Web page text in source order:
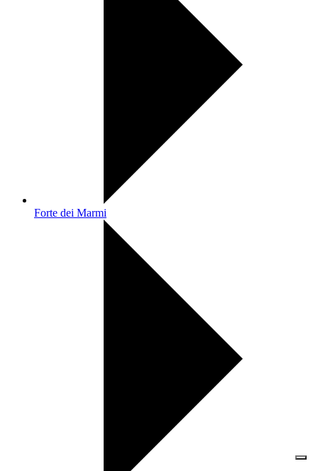
Forte dei Marmi